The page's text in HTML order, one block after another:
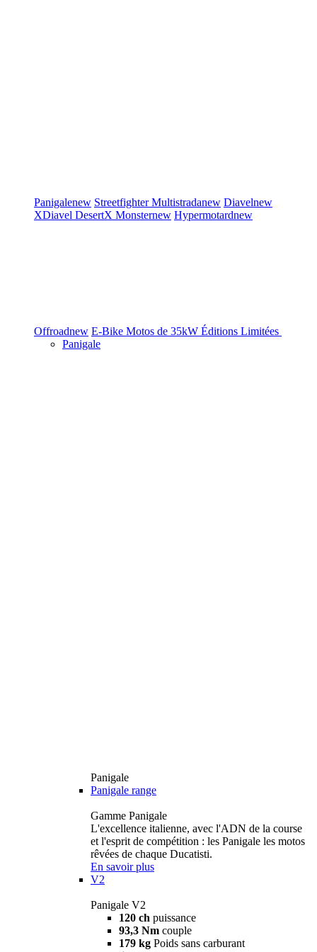
Panigalenew StreetfighterMultistradanew Diavelnew
XDiavel DesertX Monsternew Hypermotardnew
Offroadnew E-Bike Motos de 35kW Éditions Limitées
Panigale
Panigale
Panigale range
Gamme Panigale
L'excellence italienne, avec l'ADN de la course
et l'esprit de compétition : les Panigale les motos
rêvées de chaque Ducatisti.
En savoir plus
V2
Panigale V2
120 ch puissance
93,3 Nm couple
179 kg Poids sans carburant